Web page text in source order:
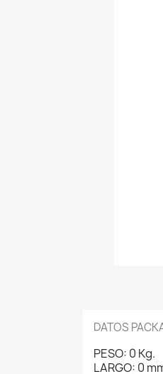
DATOS
PESO: 0 Kg.
LARGO: 0